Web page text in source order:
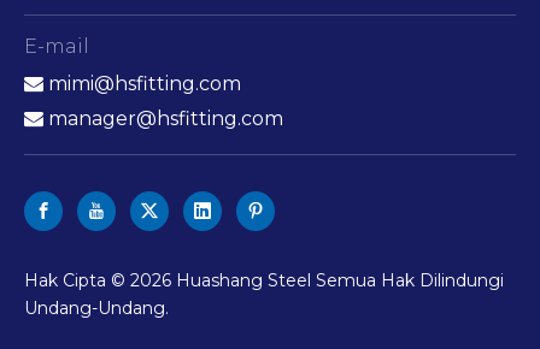
E-mail
 mimi@hsfitting.com
 manager@hsfitting.com
Hak Cipta © 2026 Huashang Steel Semua Hak Dilindungi
Undang-Undang.